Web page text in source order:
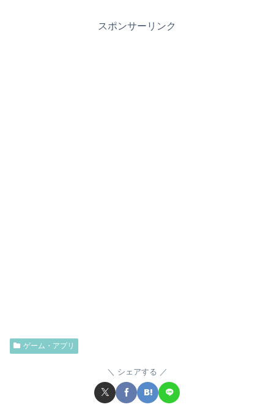
スポンサーリンク
ゲーム・アプリ
シェアする